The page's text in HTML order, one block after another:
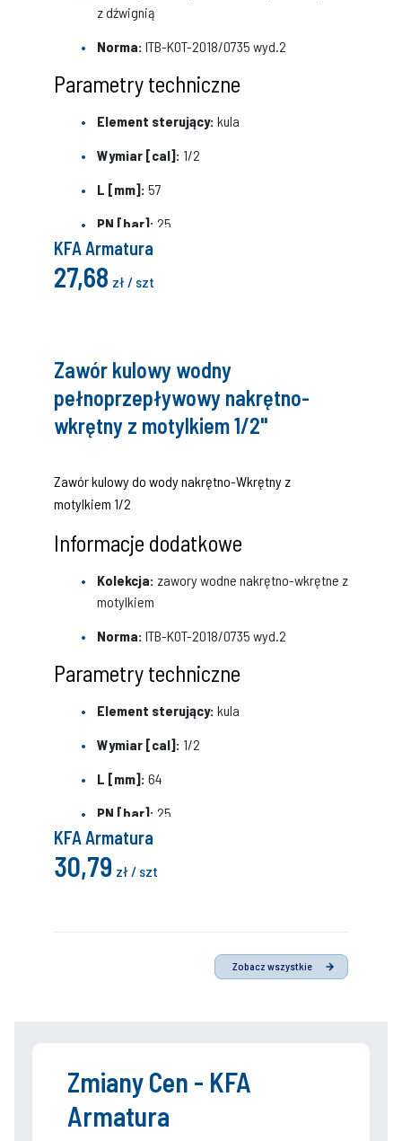
z dźwignią
Norma: ITB-KOT-2018/0735 wyd.2
Parametry techniczne
Element sterujący: kula
Wymiar [cal]: 1/2
L [mm]: 57
PN [bar]: 25
Uchwyt:dźwignia stalowa
Powierzchnia:
H [mm]:
L1 [mm]:13,5
L2 [mm]:84,5
D [mm]:
KFA Armatura
27,68 zł / szt
Zawór kulowy wodny
pełnoprzepływowy nakrętno-
wkrętny z motylkiem 1/2"
Zawór kulowy do wody nakrętno-Wkrętny z
motylkiem 1/2
Informacje dodatkowe
Kolekcja: zawory wodne nakrętno-wkrętne z
motylkiem
Norma: ITB-KOT-2018/0735 wyd.2
Parametry techniczne
Element sterujący: kula
Wymiar [cal]: 1/2
L [mm]: 64
PN [bar]: 25
Uchwyt:motylek stalowy
Powierzchnia:
D [mm]: 15
KFA Armatura
30,79 zł / szt
Zobacz wszystkie
Zmiany Cen - KFA
Armatura